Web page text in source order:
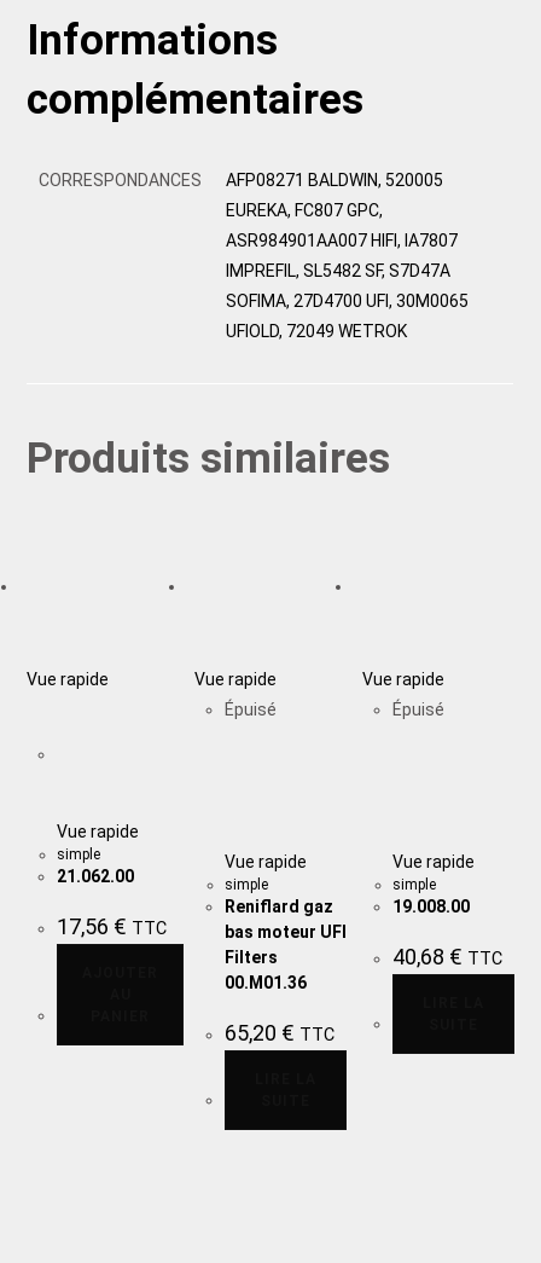
Informations
complémentaires
CORRESPONDANCES
AFP08271 BALDWIN, 520005
EUREKA, FC807 GPC,
ASR984901AA007 HIFI, IA7807
IMPREFIL, SL5482 SF, S7D47A
SOFIMA, 27D4700 UFI, 30M0065
UFIOLD, 72049 WETROK
Produits similaires
Vue rapide
Vue rapide
simple
21.062.00
17,56 € TTC
Vue rapide
Épuisé
Vue rapide
simple
Reniflard gaz
bas moteur UFI
Filters
00.M01.36
65,20 € TTC
Vue rapide
Épuisé
Vue rapide
simple
19.008.00
40,68 € TTC